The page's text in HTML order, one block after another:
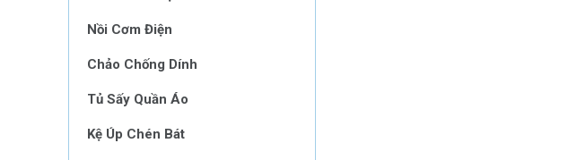
Nồi Cơm Điện
Chảo Chống Dính
Tủ Sấy Quần Áo
Kệ Úp Chén Bát